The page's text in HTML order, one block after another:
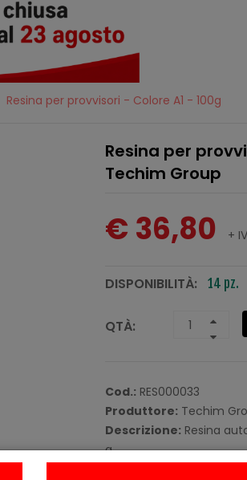
Resina per provvisori - Colore A1 - 100g
Resina per
Techim Group
€ 36,80 +
DISPONIBILITÀ: 14 pz.
QTÀ:
Cod.: RES000033
Produttore: Techim
Descrizione: Resina
a
pressione a bassa